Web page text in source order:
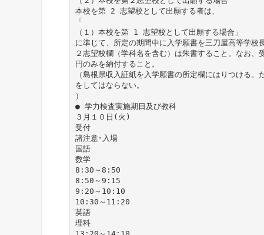
本校を第 2 志望校として出願する者は、
「
（１）本校を第 1 志望校として出願する場合」
に準じて、所定の期間中に入学願書を三刀屋高等学校
２志望校欄（学科名を含む）は朱書すること。なお
円のみを納付すること。
（島根県収入証紙を入学願書の所定欄にはりつける。
をしてはならない。
）
● 学力検査実施期日及び教科
３月１０日(火)
受付
諸注意･入場
国語
数学
8:30～8:50
8:50～9:15
9:20～10:10
10:30～11:20
英語
理科
13:20～14:10